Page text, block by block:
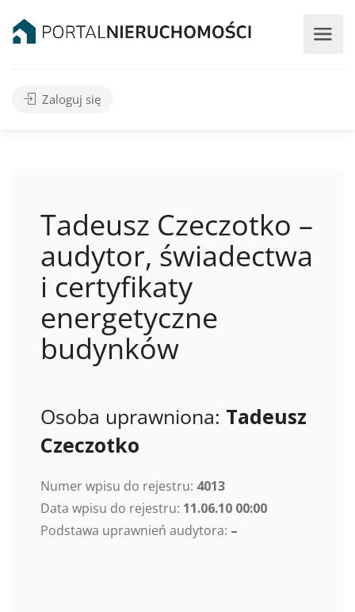
Zaloguj się
Tadeusz Czeczotko –
audytor, świadectwa
i certyfikaty
energetyczne
budynków
Osoba uprawniona: Tadeusz
Czeczotko
Numer wpisu do rejestru: 4013
Data wpisu do rejestru: 11.06.10 00:00
Podstawa uprawnień audytora: –